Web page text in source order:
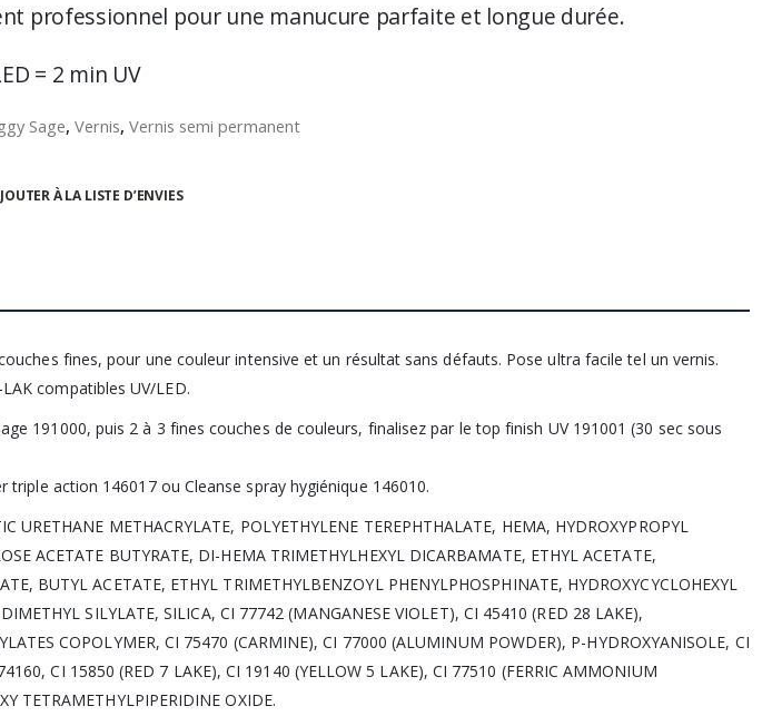
professionnel pour une manucure parfaite et longue durée.
= 2 min UV
Sage,Vernis,Vernis semi permanent
À LA LISTE D’ENVIES
fines, pour une couleur intensive et un résultat sans défauts. Pose ultra facile tel un vernis.
compatibles UV/LED.
191000, puis 2 à 3 fines couches de couleurs, finalisez par le top finish UV 191001 (30 sec sous
triple action 146017 ou Cleanse spray hygiénique 146010.
URETHANE METHACRYLATE, POLYETHYLENE TEREPHTHALATE, HEMA, HYDROXYPROPYL
ACETATE BUTYRATE, DI-HEMA TRIMETHYLHEXYL DICARBAMATE, ETHYL ACETATE,
BUTYL ACETATE, ETHYL TRIMETHYLBENZOYL PHENYLPHOSPHINATE, HYDROXYCYCLOHEXYL
SILYLATE, SILICA, CI 77742 (MANGANESE VIOLET), CI 45410 (RED 28 LAKE),
COPOLYMER, CI 75470 (CARMINE), CI 77000 (ALUMINUM POWDER), P-HYDROXYANISOLE, CI
CI 15850 (RED 7 LAKE), CI 19140 (YELLOW 5 LAKE), CI 77510 (FERRIC AMMONIUM
TETRAMETHYLPIPERIDINE OXIDE.